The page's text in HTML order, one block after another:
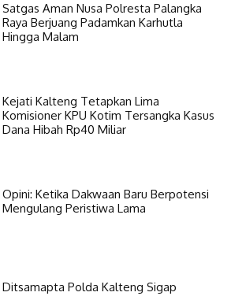
Satgas Aman Nusa Polresta Palangka
Raya Berjuang Padamkan Karhutla
Hingga Malam
Kejati Kalteng Tetapkan Lima
Komisioner KPU Kotim Tersangka Kasus
Dana Hibah Rp40 Miliar
Opini: Ketika Dakwaan Baru Berpotensi
Mengulang Peristiwa Lama
Ditsamapta Polda Kalteng Sigap